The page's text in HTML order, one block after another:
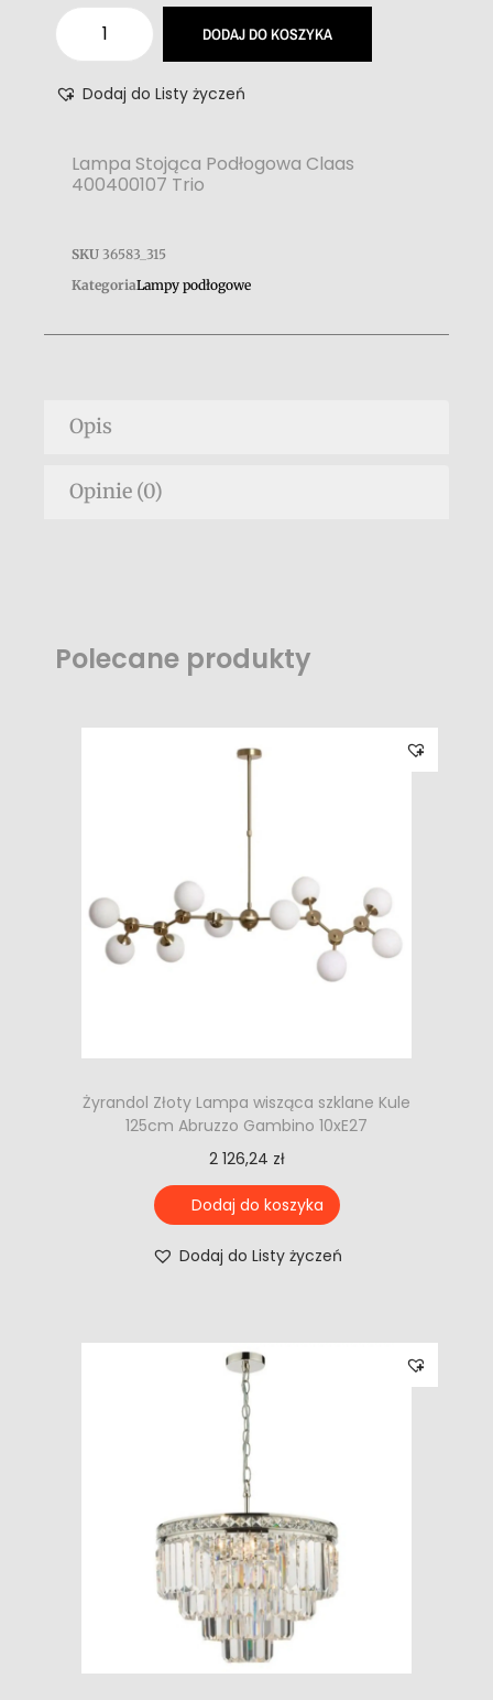
DODAJ DO KOSZYKA
Dodaj do Listy życzeń
Lampa Stojąca Podłogowa Claas
400400107 Trio
SKU 36583_315
KategoriaLampy podłogowe
Opis
Opinie (0)
Polecane produkty
Żyrandol Złoty Lampa wisząca szklane Kule
125cm Abruzzo Gambino 10xE27
2 126,24 zł
Dodaj do koszyka
Dodaj do Listy życzeń